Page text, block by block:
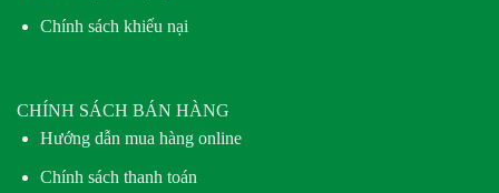
Chính sách khiếu nại
CHÍNH SÁCH BÁN HÀNG
Hướng dẫn mua hàng online
Chính sách thanh toán